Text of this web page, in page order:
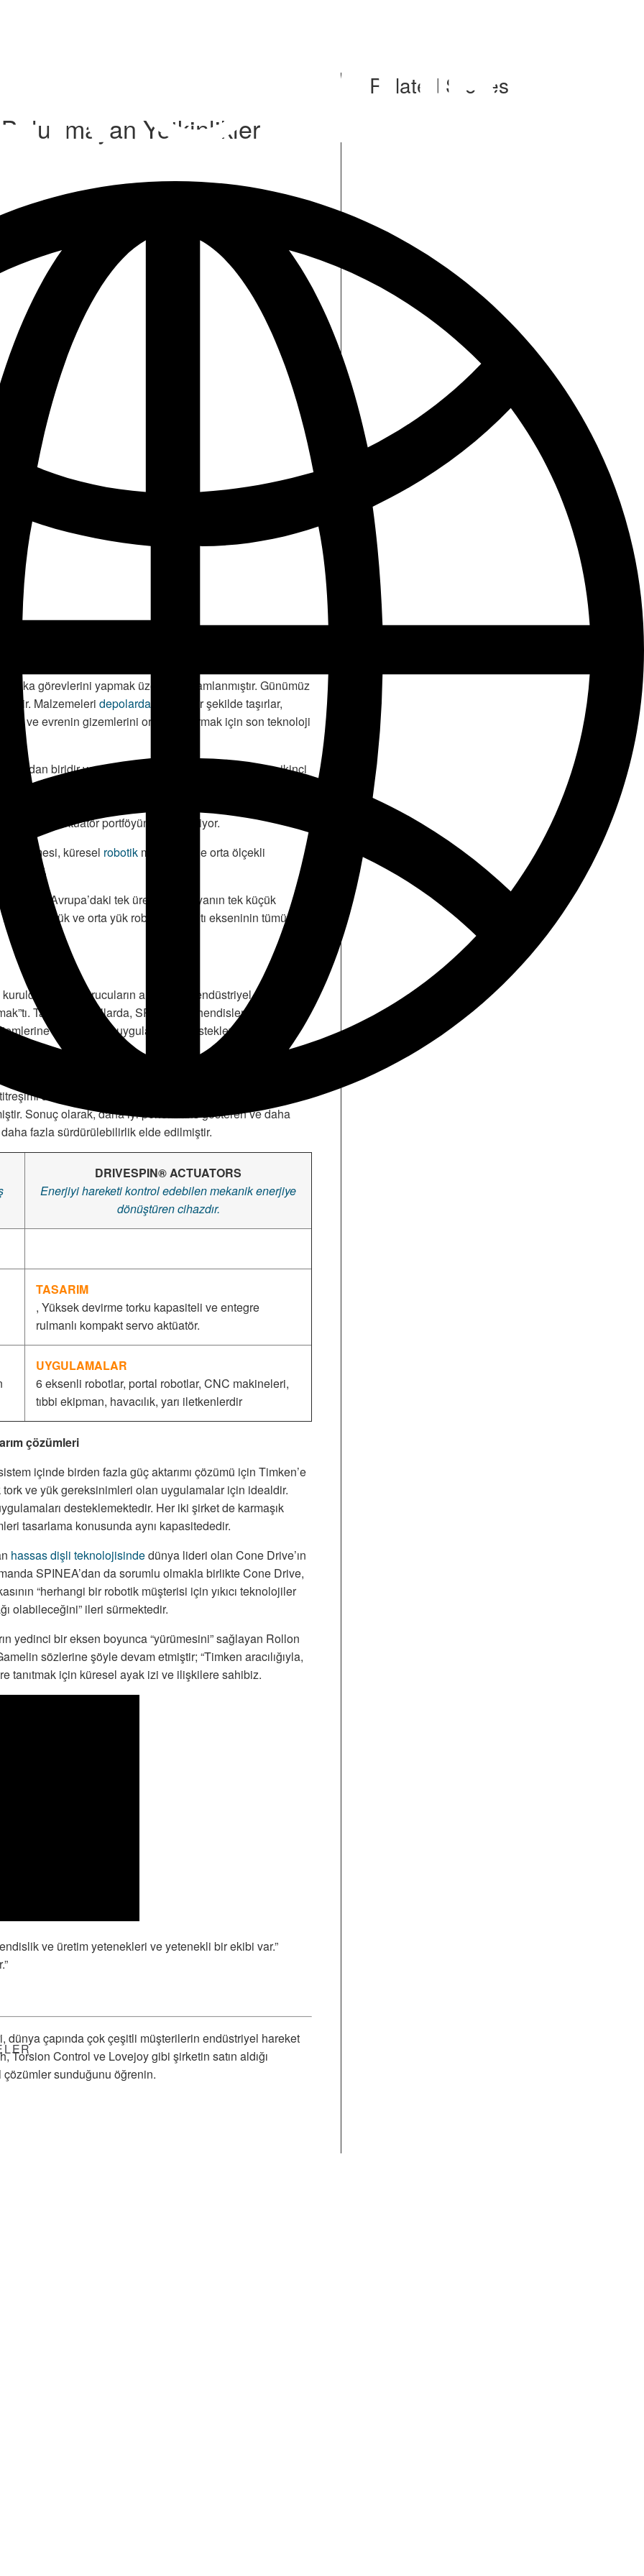
Yetkinlikler
görevlerini yapmak üzere programlanmıştır. Günümüz
Malzemeleri depolarda verimli bir şekilde taşırlar,
ve evrenin gizemlerini ortaya çıkarmak için son teknoloji
biridir ve yenilenebilir enerji alanından sonra ikinci
ürün hatları ve teknik uzmanlığa sahip güç aktarım
zamanda eklenmesiyle Timken, robotik müşterilerinin
dişlisi ve aktüatör portföyünü genişletiyor.
eklenmesi, küresel robotik müşterilerine orta ölçekli
Avrupa’daki tek üreticisi, dünyanın tek küçük
düşük ve orta yük robotlarının altı ekseninin tümünü
kurucuların ana hedefi endüstriyel
Takip eden yıllarda, SPINEA mühendisleri, uçuş
kadar çeşitli uygulamaları destekleyen iki temel
her robotun benzersiz konfigürasyonlarına göre
azaltırken, tekrarlanabilir hassasiyeti ve dinamik kol
Sonuç olarak, daha iyi performans gösteren ve daha
fazla sürdürülebilirlik elde edilmiştir.
DRIVESPIN® ACTUATORS
Enerjiyi hareketi kontrol edebilen mekanik enerjiye
dönüştüren cihazdır.
TASARIM
, Yüksek devirme torku kapasiteli ve entegre
rulmanlı kompakt servo aktüatör.
UYGULAMALAR
6 eksenli robotlar, portal robotlar, CNC makineleri,
tıbbi ekipman, havacılık, yarı iletkenlerdir
çözümleri
içinde birden fazla güç aktarımı çözümü için Timken’e
ve yük gereksinimleri olan uygulamalar için idealdir.
desteklemektedir. Her iki şirket de karmaşık
tasarlama konusunda aynı kapasitededir.
hassas dişli teknolojisindedünya lideri olan Cone Drive’ın
SPINEA’dan da sorumlu olmakla birlikte Cone Drive,
“herhangi bir robotik müşterisi için yıkıcı teknolojiler
olabileceğini” ileri sürmektedir.
yedinci bir eksen boyunca “yürümesini” sağlayan Rollon
sözlerine şöyle devam etmiştir; “Timken aracılığıyla,
tanıtmak için küresel ayak izi ve ilişkilere sahibiz.
ve üretim yetenekleri ve yetenekli bir ekibi var.”
dünya çapında çok çeşitli müşterilerin endüstriyel hareket
Torsion Control ve Lovejoy gibi şirketin satın aldığı
çözümler sunduğunu öğrenin.
Related Stories